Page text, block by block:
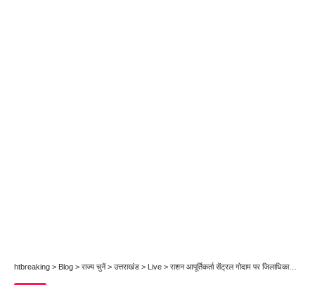
htbreaking > Blog > राज्य चुनें > उत्तराखंड > Live > राशन आपूर्तिकर्ता सेंट्रल गोदाम पर जिलाधिकारी से सविन बंसल, लगाई फटकार